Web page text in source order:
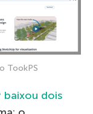
TookPS
baixou dois